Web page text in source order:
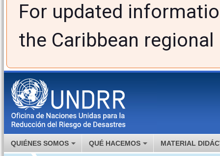
For updated
the Caribbean
QUIÉNES SOMOS QUÉ HACEMOS MATERIAL